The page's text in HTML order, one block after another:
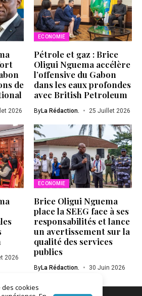
de
2026
ECONOMIE
Pétrole et gaz : Brice
Oligui Nguema accélère
l’offensive du Gabon
dans les eaux profondes
avec British Petroleum
ByLa Rédaction. 25 Juillet 2026
2026
ECONOMIE
Brice Oligui Nguema
place la SEEG face à ses
responsabilités et lance
un avertissement sur la
qualité des services
publics
ByLa Rédaction. 30 Juin 2026
cookies